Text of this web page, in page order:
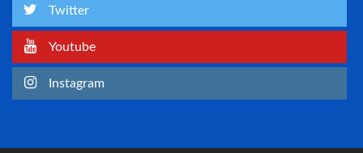
Twitter
Youtube
Instagram